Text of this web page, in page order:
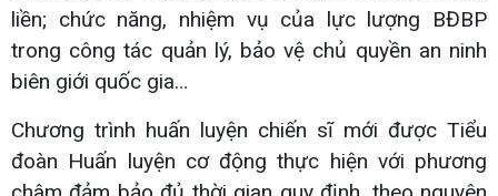
liền; chức năng, nhiệm vụ của lực lượng BĐBP
trong công tác quản lý, bảo vệ chủ quyền an ninh
biên giới quốc gia…
Chương trình huấn luyện chiến sĩ mới được Tiểu
đoàn Huấn luyện cơ động thực hiện với phương